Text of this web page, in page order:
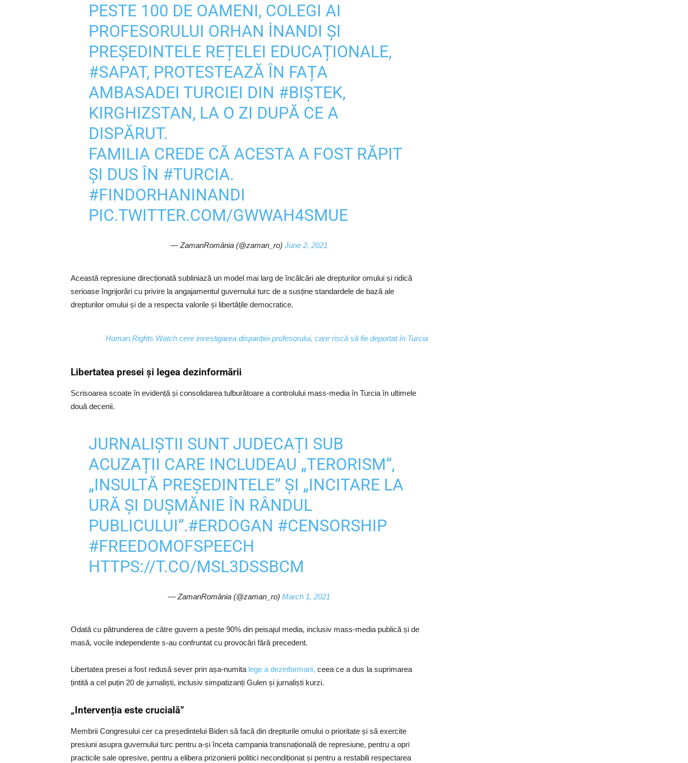
PESTE 100 DE OAMENI, COLEGI AI
PROFESORULUI ORHAN İNANDI ȘI
PREȘEDINTELE REȚELEI EDUCAȚIONALE,
#SAPAT, PROTESTEAZĂ ÎN FAȚA
AMBASADEI TURCIEI DIN #BIȘTEK,
KIRGHIZSTAN, LA O ZI DUPĂ CE A
DISPĂRUT.
FAMILIA CREDE CĂ ACESTA A FOST RĂPIT
ȘI DUS ÎN #TURCIA.
#FINDORHANINANDI
PIC.TWITTER.COM/GWWAH4SMUE
— ZamanRomânia (@zaman_ro) June 2, 2021
Această represiune direcționată subliniază un model mai larg de încălcări ale drepturilor omului și ridică
serioase îngrijorări cu privire la angajamentul guvernului turc de a susține standardele de bază ale
drepturilor omului și de a respecta valorile și libertățile democratice.
Human Rights Watch cere investigarea dispariției profesorului, care riscă să fie deportat în Turcia
Libertatea presei și legea dezinformării
Scrisoarea scoate în evidență și consolidarea tulburătoare a controlului mass-media în Turcia în ultimele
două decenii.
JURNALIȘTII SUNT JUDECAȚI SUB
ACUZAȚII CARE INCLUDEAU „TERORISM”,
„INSULTĂ PREȘEDINTELE” ȘI „INCITARE LA
URĂ ȘI DUȘMĂNIE ÎN RÂNDUL
PUBLICULUI”.#ERDOGAN #CENSORSHIP
#FREEDOMOFSPEECH
HTTPS://T.CO/MSL3DSSBCM
— ZamanRomânia (@zaman_ro) March 1, 2021
Odată cu pătrunderea de către guvern a peste 90% din peisajul media, inclusiv mass-media publică și de
masă, vocile independente s-au confruntat cu provocări fără precedent.
Libertatea presei a fost redusă sever prin așa-numita lege a dezinformarii, ceea ce a dus la suprimarea
țintită a cel puțin 20 de jurnaliști, inclusiv simpatizanți Gulen și jurnaliști kurzi.
„Intervenția este crucială”
Membrii Congresului cer ca președintelui Biden să facă din drepturile omului o prioritate și să exercite
presiuni asupra guvernului turc pentru a-și înceta campania transnațională de represiune, pentru a opri
practicile sale opresive, pentru a elibera prizonierii politici necondiționat și pentru a restabili respectarea